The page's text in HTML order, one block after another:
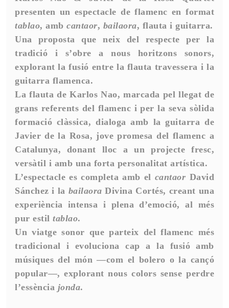
presenten un espectacle de flamenc en format
tablao, amb cantaor, bailaora, flauta i guitarra.
Una proposta que neix del respecte per la
tradició i s’obre a nous horitzons sonors,
explorant la fusió entre la flauta travessera i la
guitarra flamenca.
La flauta de Karlos Nao, marcada pel llegat de
grans referents del flamenc i per la seva sòlida
formació clàssica, dialoga amb la guitarra de
Javier de la Rosa, jove promesa del flamenc a
Catalunya, donant lloc a un projecte fresc,
versàtil i amb una forta personalitat artística.
L’espectacle es completa amb el cantaor David
Sánchez i la bailaora Divina Cortés, creant una
experiència intensa i plena d’emoció, al més
pur estil tablao.
Un viatge sonor que parteix del flamenc més
tradicional i evoluciona cap a la fusió amb
músiques del món —com el bolero o la cançó
popular—, explorant nous colors sense perdre
l’essència jonda.